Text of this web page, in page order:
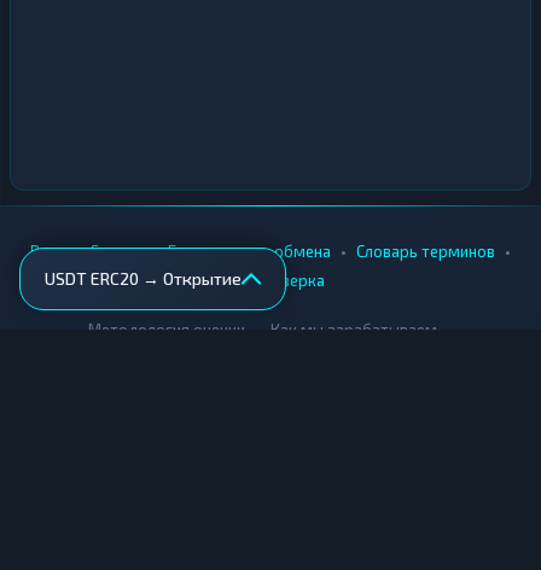
USDT ERC20 → Открытие
Вики • Города • Безопасность обмена • Словарь терминов •
AML-проверка
Методология оценки Как мы зарабатываем